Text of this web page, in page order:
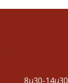
8u30-14u30